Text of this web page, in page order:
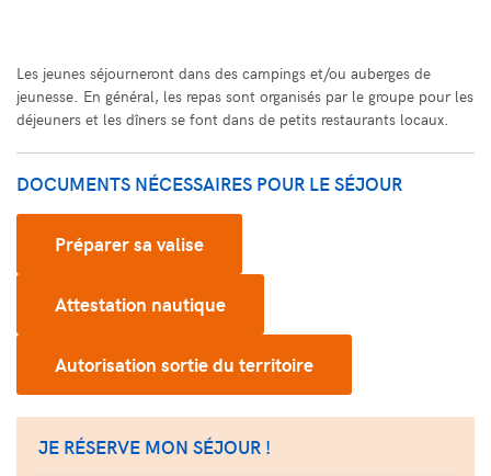
Les jeunes séjourneront dans des campings et/ou auberges de
jeunesse. En général, les repas sont organisés par le groupe pour les
déjeuners et les dîners se font dans de petits restaurants locaux.
DOCUMENTS NÉCESSAIRES POUR LE SÉJOUR
Préparer sa valise
Attestation nautique
Autorisation sortie du territoire
JE RÉSERVE MON SÉJOUR !